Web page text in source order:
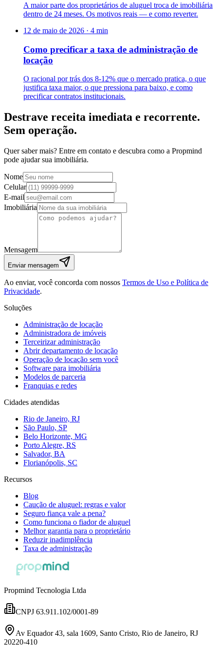
A maior parte dos proprietários de aluguel troca de imobiliária
dentro de 24 meses. Os motivos reais — e como reverter.
12 de maio de 2026 · 4 min
Como precificar a taxa de administração de
locação
O racional por trás dos 8-12% que o mercado pratica, o que
justifica taxa maior, o que pressiona para baixo, e como
precificar contratos institucionais.
Destrave receita imediata e recorrente.
Sem operação.
Quer saber mais? Entre em contato e descubra como a Propmind
pode ajudar sua imobiliária.
Nome
Celular
E-mail
Imobiliária
Mensagem
Enviar mensagem
Ao enviar, você concorda com nossos Termos de Uso e Política de
Privacidade.
Soluções
Administração de locação
Administradora de imóveis
Terceirizar administração
Abrir departamento de locação
Operação de locação sem você
Software para imobiliária
Modelos de parceria
Franquias e redes
Cidades atendidas
Rio de Janeiro, RJ
São Paulo, SP
Belo Horizonte, MG
Porto Alegre, RS
Salvador, BA
Florianópolis, SC
Recursos
Blog
Caução de aluguel: regras e valor
Seguro fiança vale a pena?
Como funciona o fiador de aluguel
Melhor garantia para o proprietário
Reduzir inadimplência
Taxa de administração
Propmind Tecnologia Ltda
CNPJ 63.911.102/0001-89
Av Equador 43, sala 1609, Santo Cristo, Rio de Janeiro, RJ
20220-410